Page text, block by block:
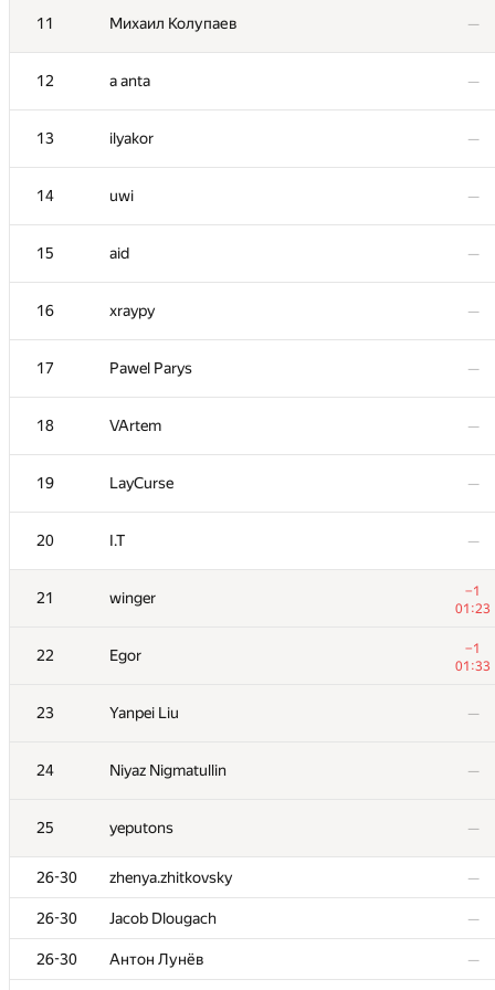
11 Михаил Колупаев —
12 a anta —
13 ilyakor —
14 uwi —
15 aid —
16 xraypy —
17 Pawel Parys —
18 VArtem —
19 LayCurse —
20 I.T —
21 winger
−1
01:23
22 Egor
−1
01:33
23 Yanpei Liu —
24 Niyaz Nigmatullin —
25 yeputons —
26-30 zhenya.zhitkovsky —
26-30 Jacob Dlougach —
26-30 Антон Лунёв —
11 Михаил Колупаев —
12 a anta —
13 ilyakor —
14 uwi —
15 aid —
16 xraypy —
17 Pawel Parys —
18 VArtem —
19 LayCurse —
20 I.T —
21 winger
−1
01:23
22 Egor
−1
01:33
23 Yanpei Liu —
24 Niyaz Nigmatullin —
25 yeputons —
26-30 zhenya.zhitkovsky —
26-30 Jacob Dlougach —
26-30 Антон Лунёв —